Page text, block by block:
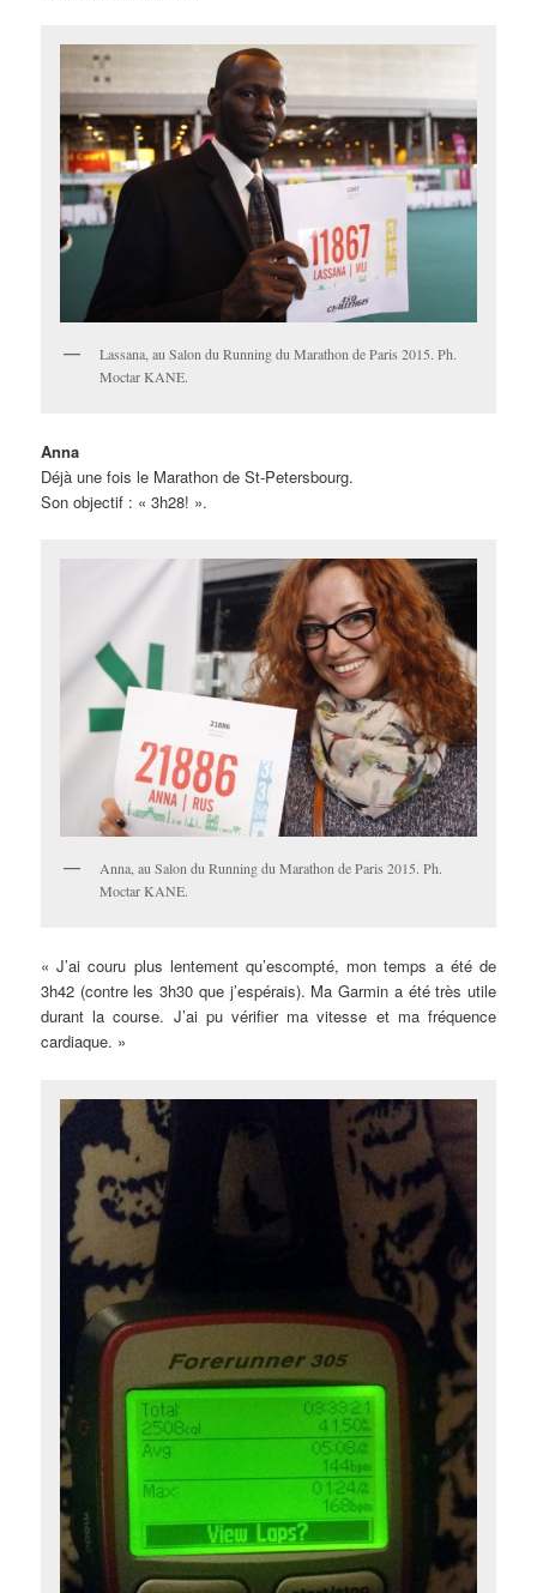
Lassana, au Salon du Running du Marathon de Paris 2015. Ph.
Moctar KANE.
Anna
Déjà une fois le Marathon de St-Petersbourg.
Son objectif : « 3h28! ».
Anna, au Salon du Running du Marathon de Paris 2015. Ph.
Moctar KANE.
« J’ai couru plus lentement qu’escompté, mon temps a été de
3h42 (contre les 3h30 que j’espérais). Ma Garmin a été très utile
durant la course. J’ai pu vérifier ma vitesse et ma fréquence
cardiaque. »